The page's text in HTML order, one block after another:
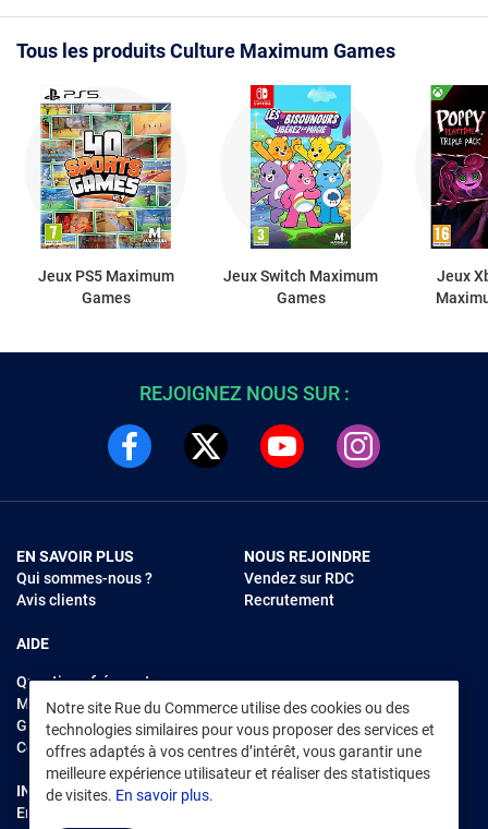
Tous les produits Culture Maximum Games
Jeux PS5 Maximum
Games
Jeux Switch Maximum
Games
Jeux
REJOIGNEZ NOUS SUR :
EN SAVOIR PLUS
Qui sommes-nous ?
Avis clients
AIDE
Questions fréquentes
Modes de règlements
Garantie et retours
Contacter Rue du Commerce
NOUS REJOINDRE
Vendez sur RDC
Recrutement
INFORMATIONS LÉGALES
Environnement
Notre site Rue du Commerce utilise des cookies ou des
technologies similaires pour vous proposer des services et
offres adaptés à vos centres d’intérêt, vous garantir une
meilleure expérience utilisateur et réaliser des statistiques
de visites. En savoir plus.